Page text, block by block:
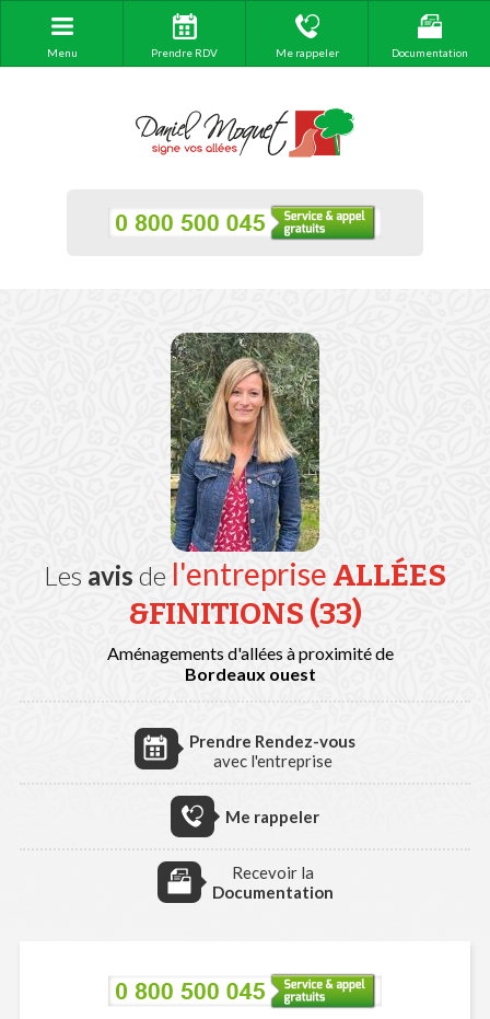
Menu Prendre RDV Me rappeler Documentation
Les avis de l'entreprise ALLÉES
&FINITIONS (33)
Aménagements d'allées à proximité de
Bordeaux ouest
Prendre Rendez-vous
avec l'entreprise
Me rappeler
Recevoir la
Documentation